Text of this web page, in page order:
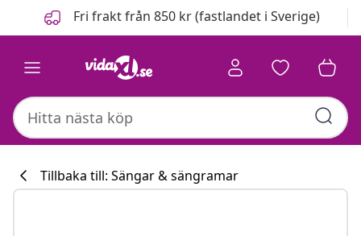
FöregåendeFri frakt från 850 kr (fastlandet i Sverige)
Tillbaka till: Sängar & sängramar